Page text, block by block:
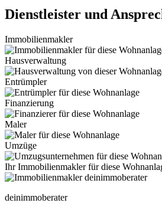
Dienstleister und
Immobilienmakler
Hausverwaltung
Entrümpler
Finanzierung
Maler
Umzüge
Ihr Immobilienmakler für diese
deinimmoberater